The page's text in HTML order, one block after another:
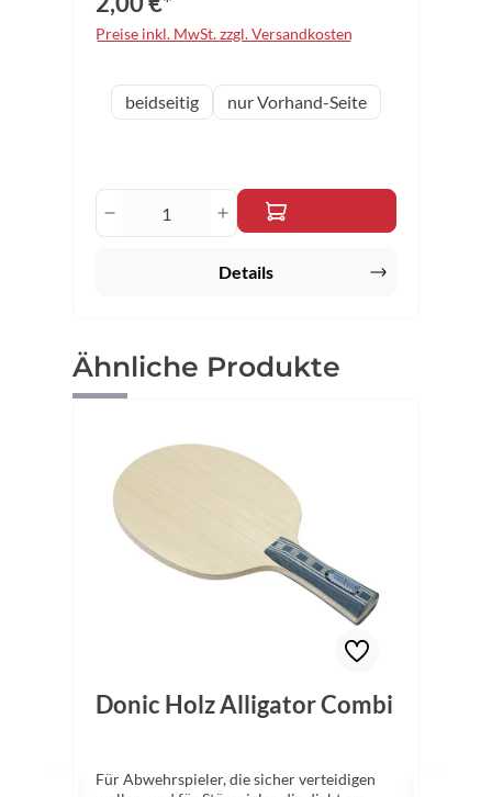
Preise inkl. MwSt. zzgl. Versandkosten
Varianteauswählen
beidseitig nur Vorhand-Seite
Produkt Anzahl: Gib den
Details
Produktgalerie überspringen
Ähnliche Produkte
Donic Holz Alligator Combi
Für Abwehrspieler, die sicher verteidigen